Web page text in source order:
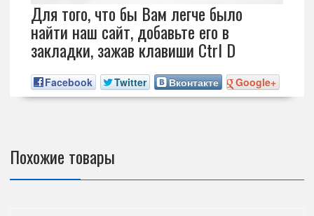
Для того, что бы Вам легче было
найти наш сайт, добавьте его в
закладки, зажав клавиши Ctrl D
Facebook Twitter Вконтакте Google+
Похожие товары